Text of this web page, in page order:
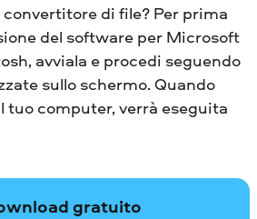
di file? Per prima
del software per Microsoft
avviala e procedi seguendo
sullo schermo. Quando
tuo computer, verrà eseguita
gratuito